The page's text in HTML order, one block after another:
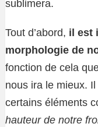
sublimera.
Tout d’abord, il est
morphologie de
fonction de cela
nous ira le mieux.
certains éléments
hauteur de notre